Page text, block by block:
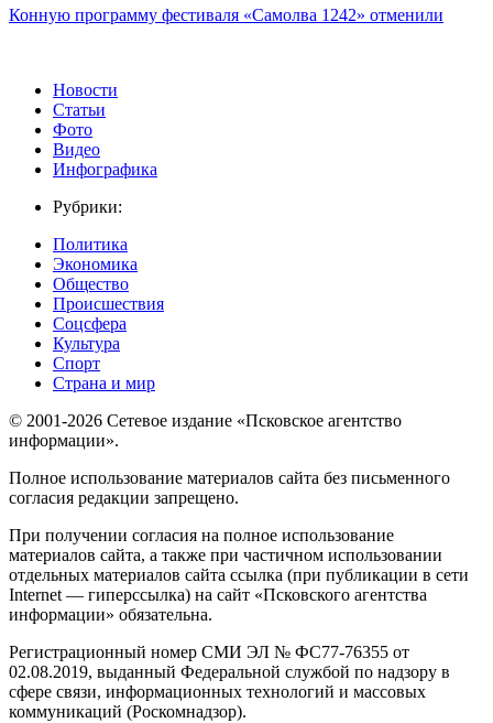
Конную программу фестиваля «Самолва 1242» отменили
Новости
Статьи
Фото
Видео
Инфографика
Рубрики:
Политика
Экономика
Общество
Происшествия
Соцсфера
Культура
Спорт
Страна и мир
© 2001-2026 Сетевое издание «Псковское агентство
информации».
Полное использование материалов сайта без письменного
согласия редакции запрещено.
При получении согласия на полное использование
материалов сайта, а также при частичном использовании
отдельных материалов сайта ссылка (при публикации в сети
Internet — гиперссылка) на сайт «Псковского агентства
информации» обязательна.
Регистрационный номер СМИ ЭЛ № ФС77-76355 от
02.08.2019, выданный Федеральной службой по надзору в
сфере связи, информационных технологий и массовых
коммуникаций (Роскомнадзор).